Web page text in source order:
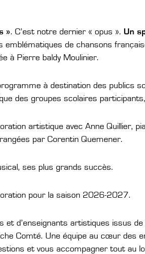
». C’est notre dernier « opus ». Un
de chansons
à Pierre baldy Moulinier.
à destination des publics
des groupes scolaires
artistique avec Anne Quillier,
par Corentin Quemener.
ses plus grands succès.
pour la saison 2026-2027.
et d’enseignants artistiques issus
Comté. Une équipe au cœur des
et vous accompagner tout au